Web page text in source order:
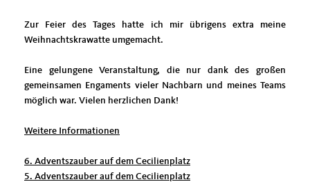
Zur Feier des Tages hatte ich mir übrigens extra meine
Weihnachtskrawatte umgemacht.
Eine gelungene Veranstaltung, die nur dank des großen
gemeinsamen Engaments vieler Nachbarn und meines Teams
möglich war. Vielen herzlichen Dank!
Weitere Informationen
6. Adventszauber auf dem Cecilienplatz
5. Adventszauber auf dem Cecilienplatz